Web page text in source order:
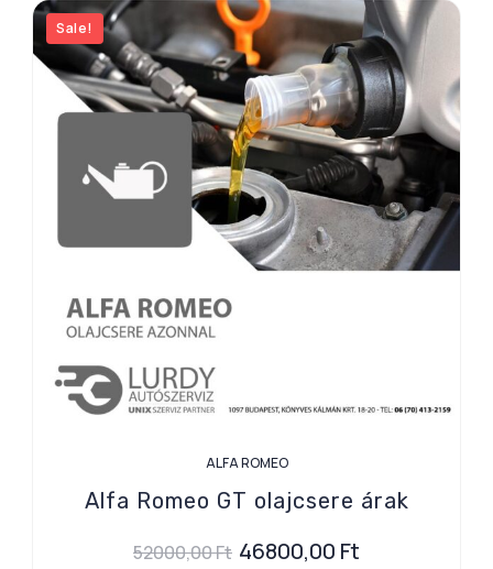
Sale!
ALFA ROMEO
Alfa Romeo GT olajcsere árak
52000,00Ft 46800,00 Ft